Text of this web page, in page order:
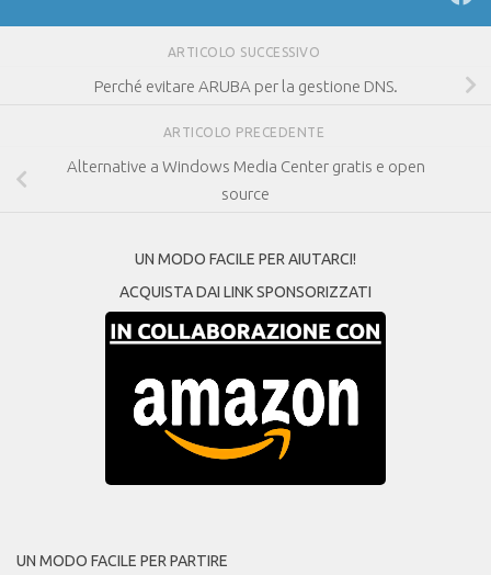
ARTICOLO SUCCESSIVO
Perché evitare ARUBA per la gestione DNS.
ARTICOLO PRECEDENTE
Alternative a Windows Media Center gratis e open
source
UN MODO FACILE PER AIUTARCI!
ACQUISTA DAI LINK SPONSORIZZATI
UN MODO FACILE PER PARTIRE